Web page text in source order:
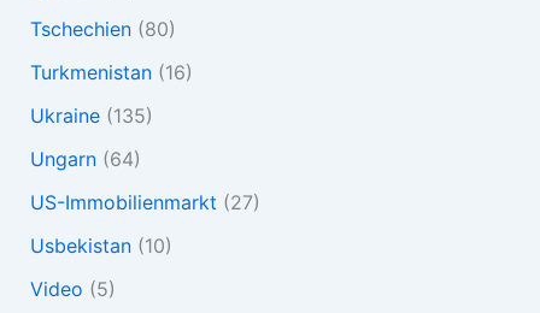
Tschechien(80)
Turkmenistan(16)
Ukraine(135)
Ungarn(64)
US-Immobilienmarkt (27)
Usbekistan(10)
Video (5)